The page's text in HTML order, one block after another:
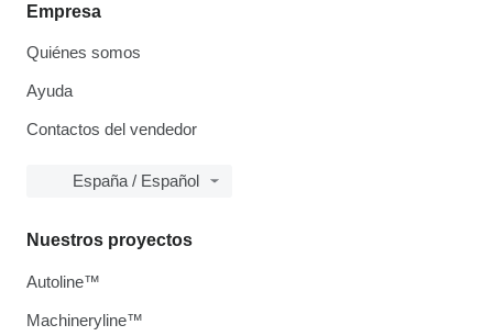
Empresa
Quiénes somos
Ayuda
Contactos del vendedor
España / Español
Nuestros proyectos
Autoline™
Machineryline™